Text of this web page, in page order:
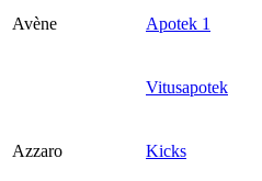
Avène Apotek 1
Vitusapotek
Azzaro Kicks